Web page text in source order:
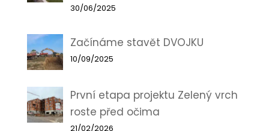
30/06/2025
Začínáme stavět DVOJKU
10/09/2025
První etapa projektu Zelený vrch
roste před očima
21/02/2026